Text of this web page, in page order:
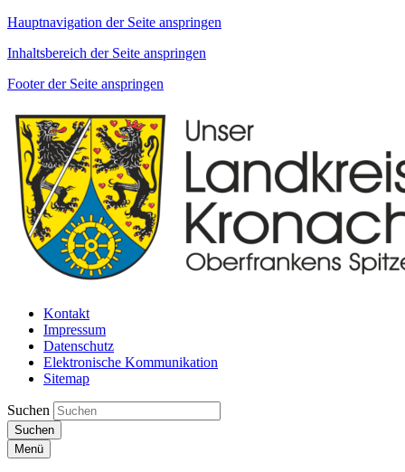
Hauptnavigation der Seite anspringen
Inhaltsbereich der Seite anspringen
Footer der Seite anspringen
Kontakt
Impressum
Datenschutz
Elektronische Kommunikation
Sitemap
Suchen
Suchen
Menü